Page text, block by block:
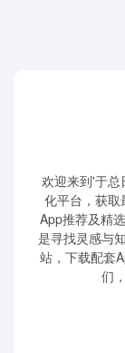
欢迎来到'于
化平台，获取
App推荐及精
是寻找灵感与
站，下载配套
们